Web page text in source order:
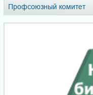
Профсоюзный комитет